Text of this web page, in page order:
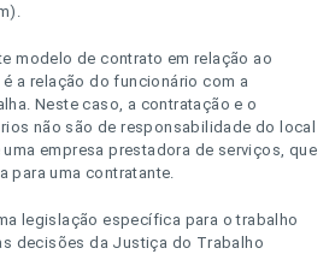
modelo de contrato em relação ao
a relação do funcionário com a
Neste caso, a contratação e o
não são de responsabilidade do local
empresa prestadora de serviços, que
para uma contratante.
legislação específica para o trabalho
decisões da Justiça do Trabalho